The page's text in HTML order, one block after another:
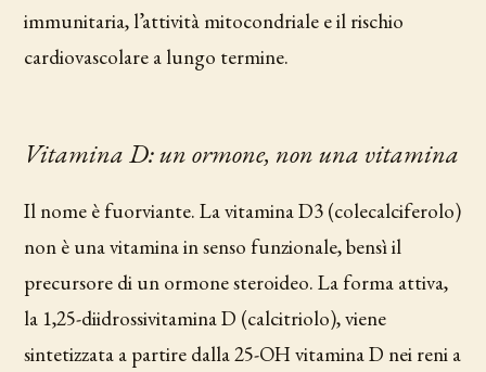
immunitaria, l’attività mitocondriale e il rischio
cardiovascolare a lungo termine.
Vitamina D: un ormone, non una vitamina
Il nome è fuorviante. La vitamina D3 (colecalciferolo)
non è una vitamina in senso funzionale, bensì il
precursore di un ormone steroideo. La forma attiva,
la 1,25-diidrossivitamina D (calcitriolo), viene
sintetizzata a partire dalla 25-OH vitamina D nei reni a